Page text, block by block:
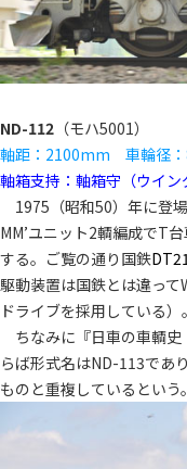
ND-112 （モハ5001）
軸距：2100mm 車輪径
軸箱支持：軸箱守（ウイ
1975（昭和50）年に登
MM’ユニット2輌編成でT
する。ご覧の通り国鉄DT21
駆動装置は国鉄とは違っ
ドライブを採用している）。
ちなみに『日車の車輌
らば形式名はND-113であ
ものと重複しているという。